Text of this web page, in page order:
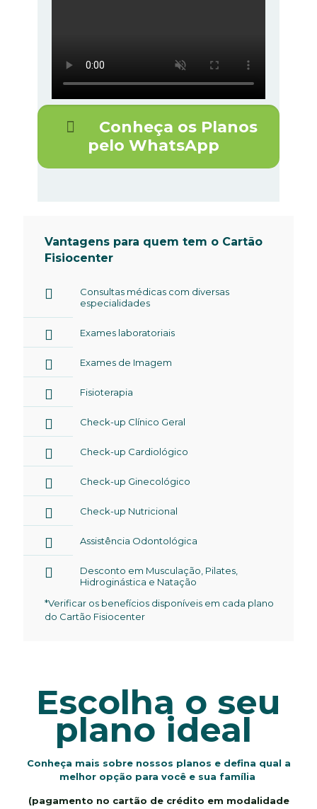
Vantagens para quem tem o Cartão
Fisiocenter
Consultas médicas com diversas
especialidades
Exames laboratoriais
Exames de Imagem
Fisioterapia
Check-up Clínico Geral
Check-up Cardiológico
Check-up Ginecológico
Check-up Nutricional
Assistência Odontológica
Desconto em Musculação, Pilates,
Hidroginástica e Natação
*Verificar os benefícios disponíveis em cada plano
do Cartão Fisiocenter
Conheça os Planos
pelo WhatsApp
Escolha o seu
plano ideal
Conheça mais sobre nossos planos e defina qual a
melhor opção para você e sua família
(pagamento no cartão de crédito em modalidade